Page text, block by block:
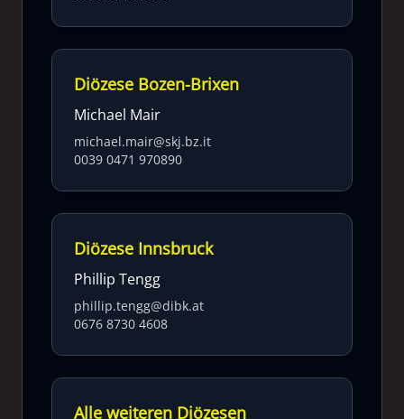
Diözese Bozen-Brixen
Michael Mair
michael.mair@skj.bz.it
0039 0471 970890
Diözese Innsbruck
Phillip Tengg
phillip.tengg@dibk.at
0676 8730 4608
Alle weiteren Diözesen